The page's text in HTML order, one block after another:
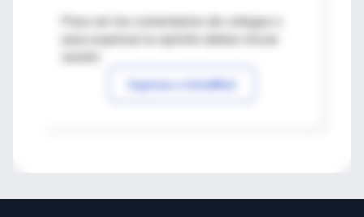
Para ver los comentarios de colegas o
Ingresar a IntraMed